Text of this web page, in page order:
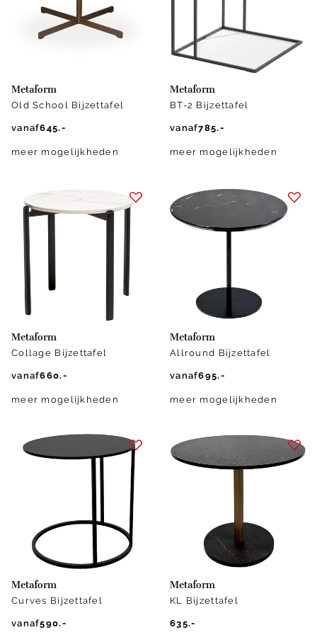
Metaform
Old School Bijzettafel
vanaf645.-
meer mogelijkheden
Metaform
BT-2 Bijzettafel
vanaf785.-
meer mogelijkheden
Metaform
Collage Bijzettafel
vanaf660.-
meer mogelijkheden
Metaform
Allround Bijzettafel
vanaf695.-
meer mogelijkheden
Metaform
Curves Bijzettafel
vanaf590.-
Metaform
KL Bijzettafel
635.-